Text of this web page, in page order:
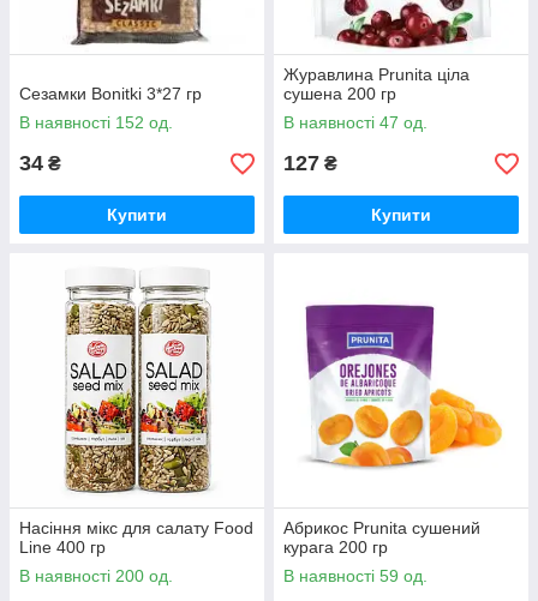
Сезамки Bonitki 3*27 гр
В наявності 152 од.
34 ₴
Купити
Журавлина Prunita ціла
сушена 200 гр
В наявності 47 од.
127 ₴
Купити
Насіння мікс для салату Food
Line 400 гр
В наявності 200 од.
Абрикос Prunita сушений
курага 200 гр
В наявності 59 од.